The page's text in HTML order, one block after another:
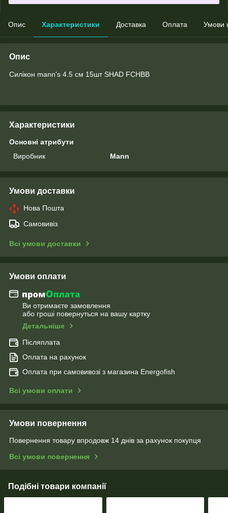
Опис Характеристики Доставка Оплата Умови
Опис
Силікон mann's 4.5 см 15шт SHAD FCHBB
Характеристики
Основні атрибути
Виробник
Mann
Умови доставки
Нова Пошта
Самовивіз
Всі умови доставки
Умови оплати
Ви отримаєте замовлення
або гроші повернуться на вашу картку
Детальніше
Післяплата
Оплата на рахунок
Оплата при самовивозі з магазина Energofish
Всі умови оплати
Умови повернення
Повернення товару впродовж 14 днів за рахунок покупця
Всі умови повернення
Подібні товари компанії